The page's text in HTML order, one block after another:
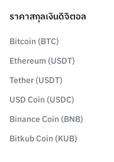
ราคาสกุลเงินดิจิตอล
Bitcoin (BTC)
Ethereum (USDT)
Tether (USDT)
USD Coin (USDC)
Binance Coin (BNB)
Bitkub Coin (KUB)